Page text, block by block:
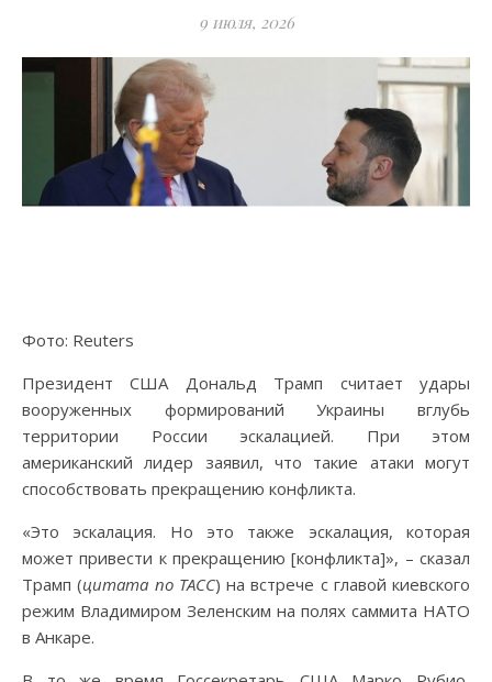
9 июля, 2026
Фото: Reuters
Президент США Дональд Трамп считает удары
вооруженных формирований Украины вглубь
территории России эскалацией. При этом
американский лидер заявил, что такие атаки могут
способствовать прекращению конфликта.
«Это эскалация. Но это также эскалация, которая
может привести к прекращению [конфликта]», – сказал
Трамп (цитата по ТАСС) на встрече с главой киевского
режим Владимиром Зеленским на полях саммита НАТО
в Анкаре.